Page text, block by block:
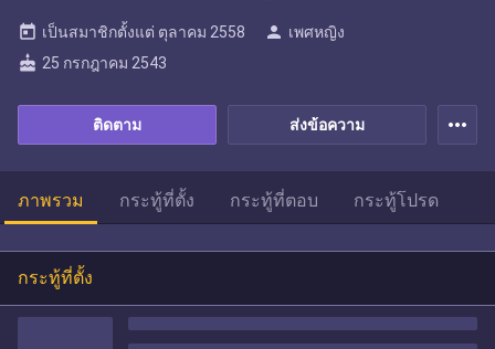
ส่งข้อความ
ติดตาม
today เป็นสมาชิกตั้งแต่ ตุลาคม 2558 person เพศหญิง
cake 25 กรกฎาคม 2543
more_horiz
ภาพรวม กระทู้ที่ตั้ง กระทู้ที่ตอบ กระทู้โปรด
กระทู้ที่ตั้ง